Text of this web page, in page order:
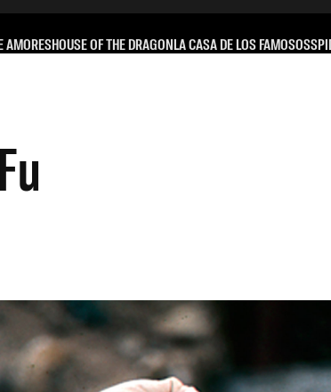
AMORESHOUSE OF THE DRAGONLA CASA DE LOS FAMOSOS